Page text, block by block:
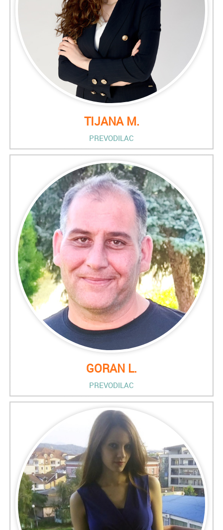
TIJANA M.
PREVODILAC
GORAN L.
PREVODILAC